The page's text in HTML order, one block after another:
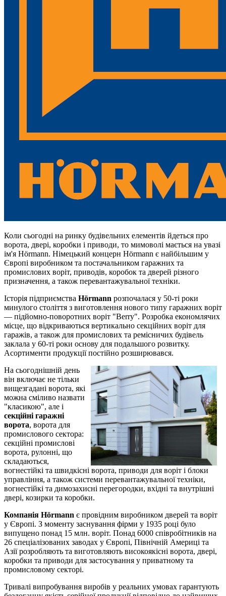
Коли сьогодні на ринку будівельних елементів йдеться про
ворота, двері, коробки і приводи, то мимоволі мається на увазі
ім'я Hörmann. Німецький концерн Hörmann є найбільшим у
Європі виробником та постачальником гаражних та
промислових воріт, приводів, коробок та дверей різного
призначення, а також перевантажувальної техніки.
Історія підприємства Hörmann розпочалася у 50-ті роки
минулого століття з виготовлення нового типу гаражних воріт
— підйомно-поворотних воріт "Berry". Розробка економлячих
місце, що відкриваються вертикально секційних воріт для
гаражів, а також для промислових та ремісничих будівель
заклала у 60-ті роки основу для подальшого розвитку.
Асортименти продукції постійно розширювався.
На сьогоднішній день
він включає не тільки
вищезгадані ворота, які
можна сміливо назвати
"класикою", але і
секційні гаражні
ворота, ворота для
промислового сектора:
секційні промислові
ворота, рулонні, що
складаються,
вогнестійкі та швидкісні ворота, приводи для воріт і блоки
управління, а також системи перевантажувальної техніки,
вогнестійкі та димозахисні перегородки, вхідні та внутрішні
двері, козирки та коробки.
Компанія Hörmann є провідним виробником дверей та воріт
у Європі. З моменту заснування фірми у 1935 році було
випущено понад 15 млн. воріт. Понад 6000 співробітників на
26 спеціалізованих заводах у Європі, Північній Америці та
Азії розробляють та виготовляють високоякісні ворота, двері,
коробки та приводи для застосування у приватному та
промисловому секторі.
Тривалі випробування виробів у реальних умовах гарантують